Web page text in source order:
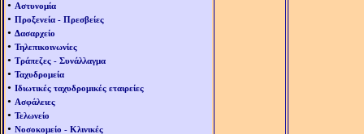
• Αστυνομία
• Προξενεία - Πρεσβείες
• Δασαρχείο
• Τηλεπικοινωνίες
• Τράπεζες - Συνάλλαγμα
• Ταχυδρομεία
• Ιδιωτικές ταχυδρομικές εταιρείες
• Ασφάλειες
• Τελωνείο
• Νοσοκομείο - Κλινικές